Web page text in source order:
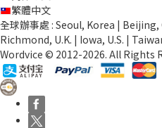
繁體中文
全球辦事處 : Seoul, Korea |
Richmond, U.K. | Iowa, U.S. |
Wordvice © 2012-2026. All Rights